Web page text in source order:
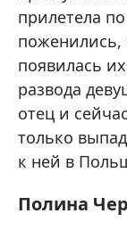
прилетела
поженились,
появилась
развода
отец и
только
к ней в
Полина